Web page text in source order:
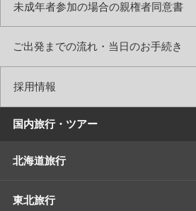
未成年者参加の場合の親権者同意書
ご出発までの流れ・当日のお手続き
採用情報
国内旅行・ツアー
北海道旅行
東北旅行